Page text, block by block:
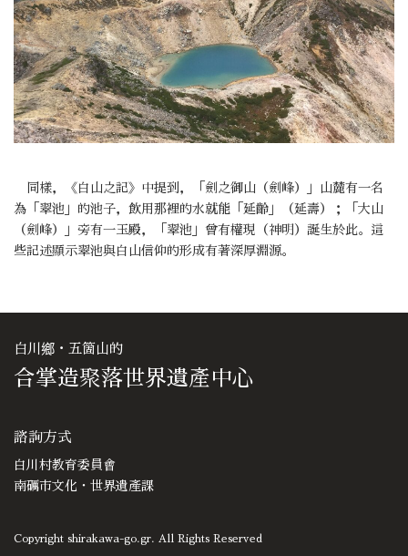
同樣，《白山之記》中提到，「劍之御山（劍峰）」山麓有一名
為「翠池」的池子，飲用那裡的水就能「延齡」（延壽）；「大山
（劍峰）」旁有一玉殿，「翠池」曾有權現（神明）誕生於此。這
些記述顯示翠池與白山信仰的形成有著深厚淵源。
白川鄉・五箇山的
合掌造聚落世界遺產中心
諮詢方式
白川村教育委員會
南礪市文化・世界遺產課
Copyright shirakawa-go.gr. All Rights Reserved